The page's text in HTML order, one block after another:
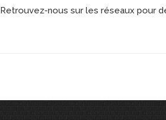
Retrouvez-nous sur les réseaux pour